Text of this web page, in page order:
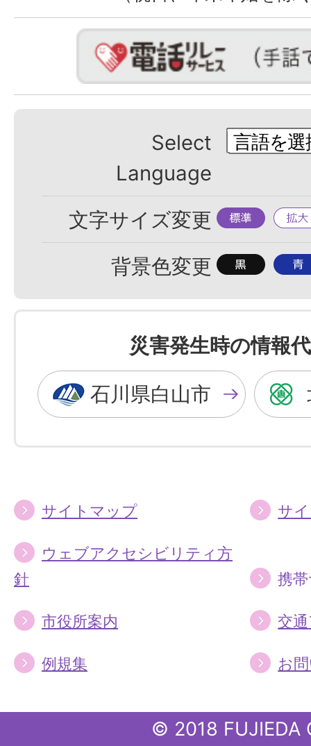
Select
Language
文字サイズ変更 標
準
拡
大
背景色変更 背
色
を
黒
色
に
背
色
を
青
色
に
災害発生時の情報
石川県白山市
サイトマップ サ
ウェブアクセシビリティ方
針
携
市役所案内 交
例規集 お
© 2018 FUJIEDA